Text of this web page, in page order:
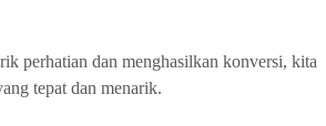
perhatian dan menghasilkan konversi, kita
tepat dan menarik.